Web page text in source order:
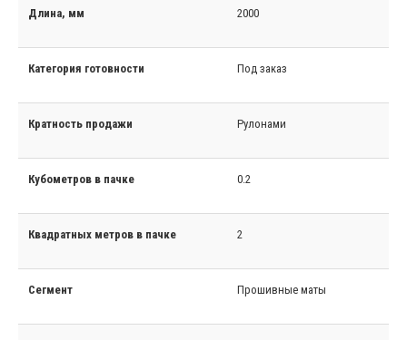
Длина, мм 2000
Категория готовности Под заказ
Кратность продажи Рулонами
Кубометров в пачке 0.2
Квадратных метров в пачке 2
Сегмент Прошивные маты